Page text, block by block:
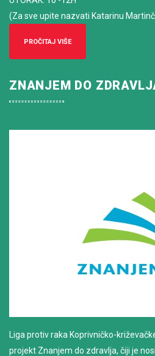
(Za sve upite nazvati Katarinu
PROČITAJ VIŠE
ZNANJEM DO
Liga protiv raka Koprivničko-
projekt Znanjem do zdravlja, čiji je